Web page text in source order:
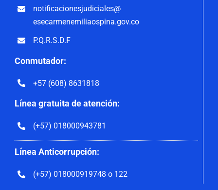
notificacionesjudiciales@
esecarmenemiliaospina.gov.co
P.Q.R.S.D.F
Conmutador:
+57 (608) 8631818
Línea gratuita de atención:
(+57) 018000943781
Línea Anticorrupción:
(+57) 018000919748 o 122